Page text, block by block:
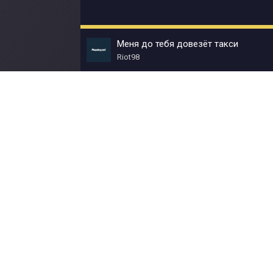
Меня до тебя довезёт такси
Riot98